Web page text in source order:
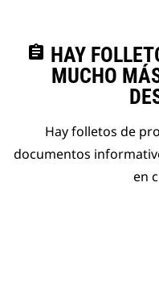
assignment HAY
MUCHO
Hay folletos de
documentos
en